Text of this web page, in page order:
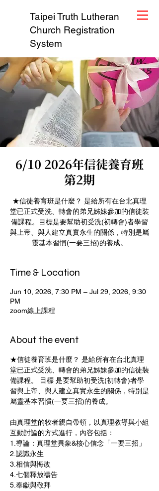
Taipei Truth Lutheran
Church Registration
System
6/10 2026年信徒養育班
第2期
★信徒養育班是什麼？ 是給所有在台北真理
堂已正式受洗、轉會的弟兄姊妹參加的信徒裝
備課程。目標是要幫助初受洗(初轉會)者學習
與上帝、與人建立真實永生的關係，特別是屬
靈基本習慣(一要三招)的養成。
Time & Location
Jun 10, 2026, 7:30 PM – Jul 29, 2026, 9:30
PM
zoom線上課程
About the event
★信徒養育班是什麼？ 是給所有在台北真理
堂已正式受洗、轉會的弟兄姊妹參加的信徒裝
備課程。 目標 是要幫助初受洗(初轉會)者學
習與上帝、與人建立真實永生的關係，特別是
屬靈基本習慣(一要三招)的養成。
由真理堂的牧者親自帶領，以真理教導與小組
互動討論的方式進行，內容包括：
​1.導論：真理堂異象&核心信念「一要三招」
2.認識永生
3.相信與悔改
4.七個釋放禱告
5.奉獻與敬拜